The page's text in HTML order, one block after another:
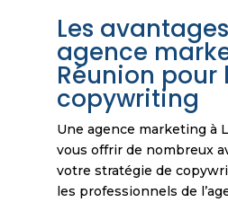
Les
agence
Réunion pour
copywriting
Une agence marketing à
vous offrir de nombreux
votre stratégie de
les professionnels de